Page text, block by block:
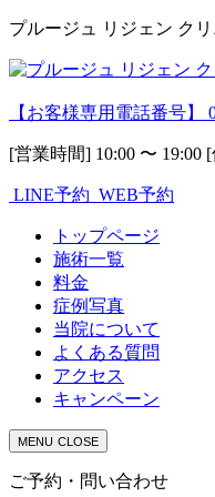
プルージュ リジェン ク
【お客様専用電話番号】
[営業時間] 10:00 〜 19:00
LINE予約 WEB予約
トップページ
施術一覧
料金
症例写真
当院について
よくある質問
アクセス
キャンペーン
MENU CLOSE
ご予約・問い合わせ